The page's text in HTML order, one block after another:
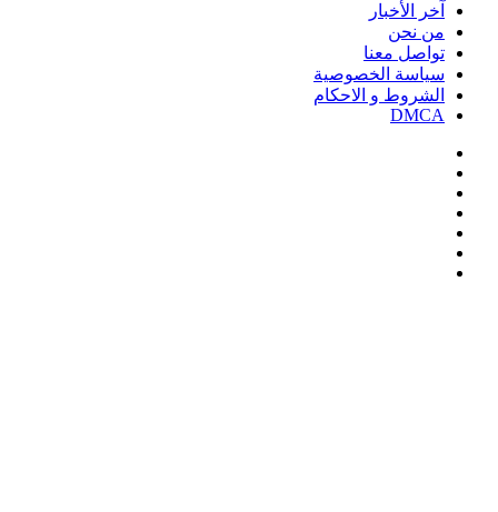
آخر الأخبار
من نحن
تواصل معنا
سياسة الخصوصية
الشروط و الاحكام
DMCA